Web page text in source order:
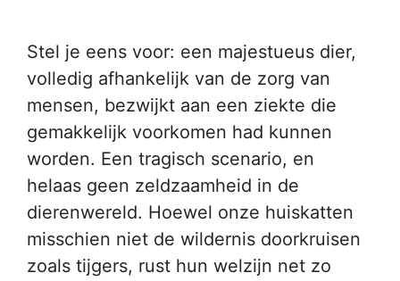
Stel je eens voor: een majestueus dier,
volledig afhankelijk van de zorg van
mensen, bezwijkt aan een ziekte die
gemakkelijk voorkomen had kunnen
worden. Een tragisch scenario, en
helaas geen zeldzaamheid in de
dierenwereld. Hoewel onze huiskatten
misschien niet de wildernis doorkruisen
zoals tijgers, rust hun welzijn net zo